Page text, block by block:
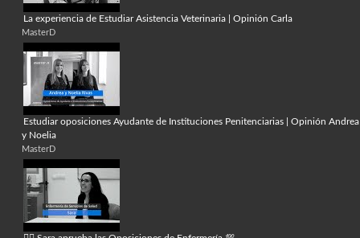
La experiencia de Estudiar Asistencia Veterinaria | Opinión Carla
MasterD
Estudiar oposiciones Ayudante de Instituciones Penitenciarias | Opinión Andrea
y Noelia
MasterD